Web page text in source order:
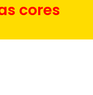
cores